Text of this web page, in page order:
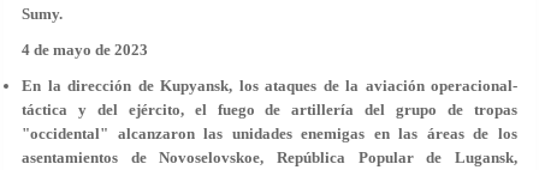
Sumy.
4 de mayo de 2023
En la dirección de Kupyansk, los ataques de la aviación operacional-
táctica y del ejército, el fuego de artillería del grupo de tropas
"occidental" alcanzaron las unidades enemigas en las áreas de los
asentamientos de Novoselovskoe, República Popular de Lugansk,